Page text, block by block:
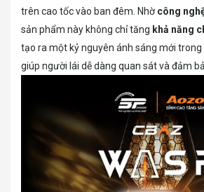
trên cao tốc vào ban đêm. Nhờcông
sản phẩm này không chỉ tăng khả năng
tạo ra một kỷ nguyên ánh sáng mới trong
giúp người lái dễ dàng quan sát và đảm